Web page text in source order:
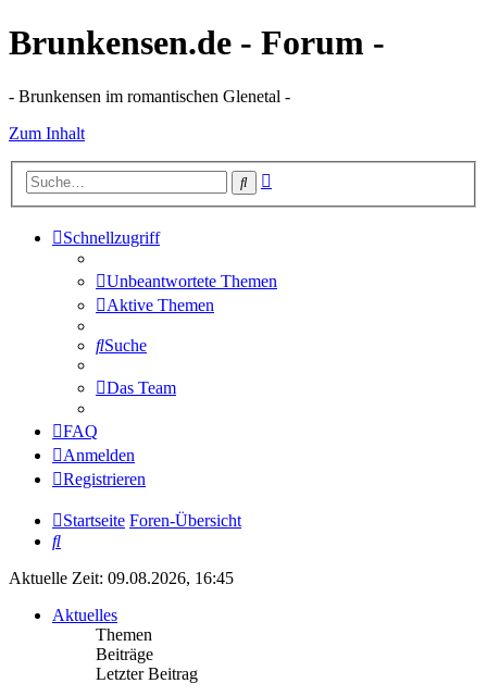
Brunkensen.de - Forum -
- Brunkensen im romantischen Glenetal -
Zum Inhalt
Suche
Schnellzugriff
Unbeantwortete Themen
Aktive Themen
Suche
Das Team
FAQ
Anmelden
Registrieren
Startseite Foren-Übersicht
Suche
Aktuelle Zeit: 09.08.2026, 16:45
Aktuelles
Themen
Beiträge
Letzter Beitrag